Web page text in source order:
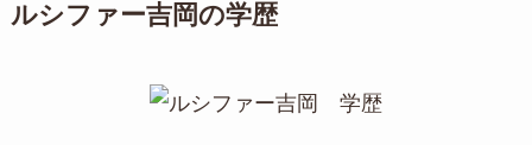
ルシファー吉岡の学歴